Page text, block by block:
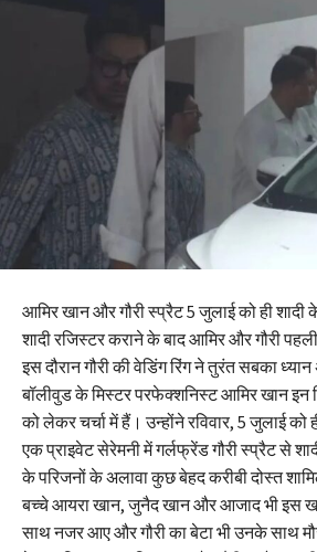
आमिर खान और गौरी स्प्रैट 5 जुलाई को ही
शादी रजिस्टर कराने के बाद आमिर और गौरी
इस दौरान गौरी की वेडिंग रिंग ने तुरंत सबका
बॉलीवुड के मिस्टर परफेक्शनिस्ट आमिर खान इन
को लेकर चर्चा में हैं। उन्होंने रविवार, 5 जुलाई
एक प्राइवेट सेरेमनी में गर्लफ्रेंड गौरी स्प्रैट से
के परिजनों के अलावा कुछ बेहद करीबी दोस्त
बच्चे आयरा खान, जुनैद खान और आजाद भी इस
साथ नजर आए और गौरी का बेटा भी उनके साथ